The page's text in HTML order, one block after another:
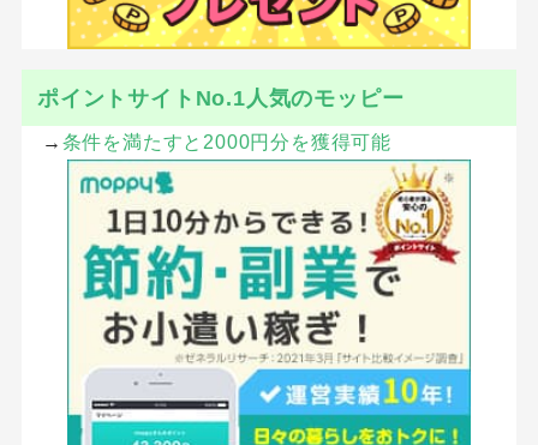
ポイントサイトNo.1人気のモッピー
→ 条件を満たすと2000円分を獲得可能